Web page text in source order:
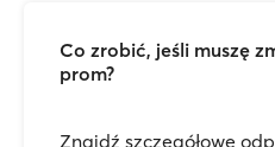
Co zrobić, jeśli muszę
prom?
Znajdź szczegółowe